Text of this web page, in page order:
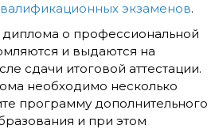
экзаменов.
о профессиональной
и выдаются на
сдачи итоговой аттестации.
необходимо несколько
программу дополнительного
и при этом